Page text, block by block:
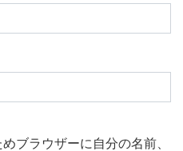
ブラウザーに自分の名前、